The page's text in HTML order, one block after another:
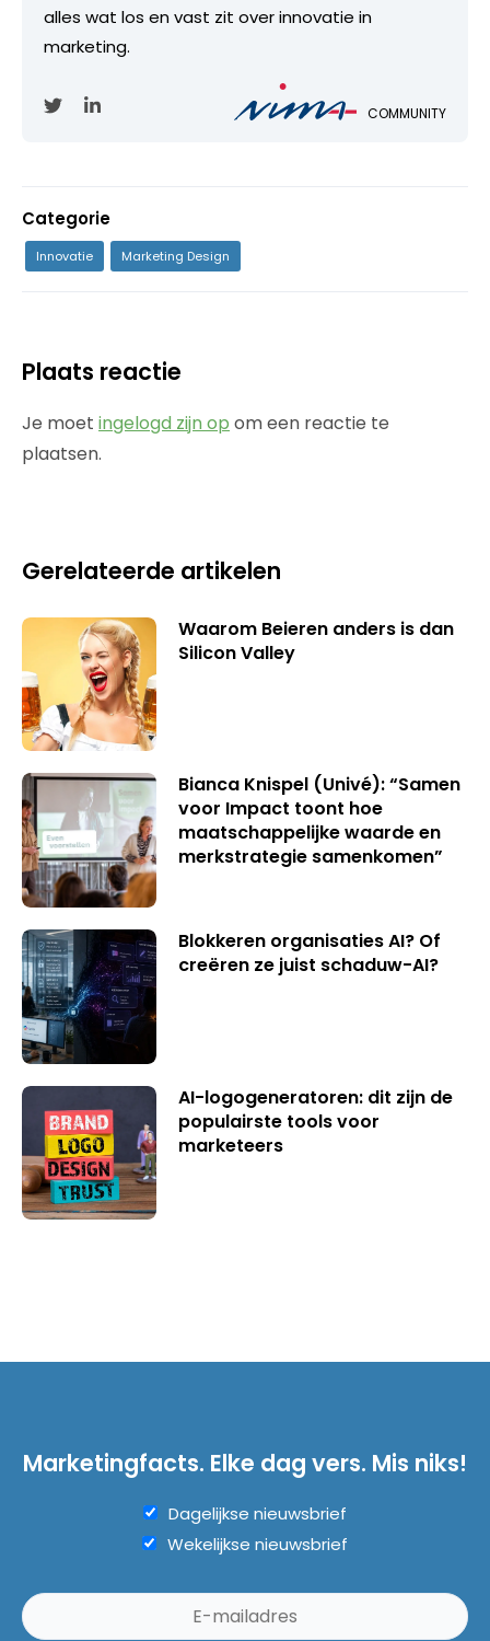
alles wat los en vast zit over innovatie in
marketing.
COMMUNITY
Categorie
Innovatie Marketing Design
Plaats reactie
Je moet ingelogd zijn op om een reactie te
plaatsen.
Gerelateerde artikelen
Waarom Beieren anders is dan
Silicon Valley
Bianca Knispel (Univé): “Samen
voor Impact toont hoe
maatschappelijke waarde en
merkstrategie samenkomen”
Blokkeren organisaties AI? Of
creëren ze juist schaduw-AI?
AI-logogeneratoren: dit zijn de
populairste tools voor
marketeers
Marketingfacts. Elke dag vers. Mis niks!
Dagelijkse nieuwsbrief
Wekelijkse nieuwsbrief